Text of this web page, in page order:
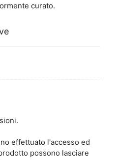
curato.
effettuato l'accesso ed
possono lasciare